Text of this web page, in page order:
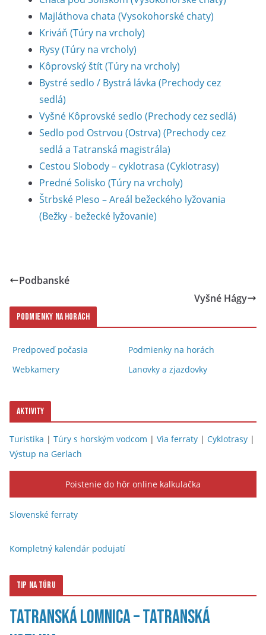
Majláthova chata (Vysokohorské chaty)
Kriváň (Túry na vrcholy)
Rysy (Túry na vrcholy)
Kôprovský štít (Túry na vrcholy)
Bystré sedlo / Bystrá lávka (Prechody cez
sedlá)
Vyšné Kôprovské sedlo (Prechody cez sedlá)
Sedlo pod Ostrvou (Ostrva) (Prechody cez
sedlá a Tatranská magistrála)
Cestou Slobody – cyklotrasa (Cyklotrasy)
Predné Solisko (Túry na vrcholy)
Štrbské Pleso – Areál bežeckého lyžovania
(Bežky - bežecké lyžovanie)
Podbanské
Vyšné Hágy
Podmienky na horách
Predpoveď počasia
Webkamery
Podmienky na horách
Lanovky a zjazdovky
Aktivity
Turistika | Túry s horským vodcom | Via ferraty | Cyklotrasy |
Výstup na Gerlach
Poistenie do hôr online kalkulačka
Slovenské ferraty
Kompletný kalendár podujatí
Tip na túru
Tatranská Lomnica – Tatranská